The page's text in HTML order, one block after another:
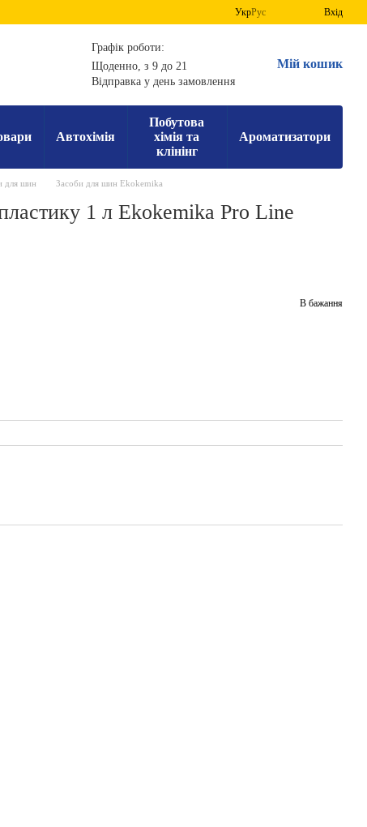
УкрРус Вхід
Графік роботи:
Щоденно, з 9 до 21
Відправка у день замовлення
Мій кошик
Автохімія
Побутова
хімія та
клінінг
Ароматизатори
для шин Засоби для шин Ekokemika
1 л Ekokemika Pro Line
В бажання